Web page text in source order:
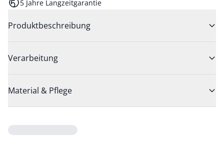
5 Jahre Langzeitgarantie
Produktbeschreibung
Verarbeitung
Material & Pflege